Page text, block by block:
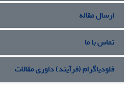
ارسال مقاله
تماس با ما
فلودیاگرام (فرآیند) داوری مقالات